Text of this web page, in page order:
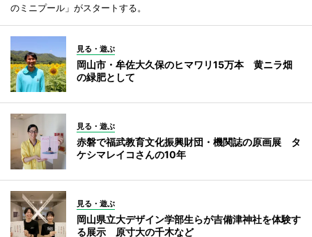
のミニプール」がスタートする。
見る・遊ぶ
岡山市・牟佐大久保のヒマワリ15万本 黄ニラ畑
の緑肥として
見る・遊ぶ
赤磐で福武教育文化振興財団・機関誌の原画展 タ
ケシマレイコさんの10年
見る・遊ぶ
岡山県立大デザイン学部生らが吉備津神社を体験す
る展示 原寸大の千木など